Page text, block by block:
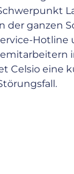
der ganzen
Hotline
Celsio eine